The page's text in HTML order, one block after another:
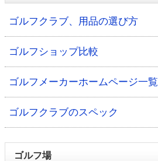
ゴルフクラブ、用品の選び方
ゴルフショップ比較
ゴルフメーカーホームページ一覧
ゴルフクラブのスペック
ゴルフ場